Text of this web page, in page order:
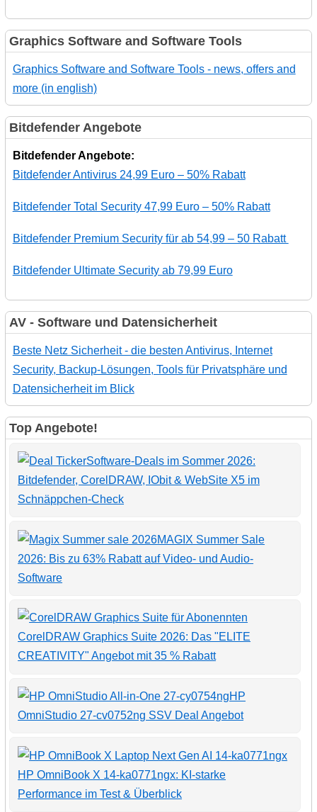
Graphics Software and Software Tools
Graphics Software and Software Tools - news, offers and
more (in english)
Bitdefender Angebote
Bitdefender Angebote:
Bitdefender Antivirus 24,99 Euro – 50% Rabatt
Bitdefender Total Security 47,99 Euro – 50% Rabatt
Bitdefender Premium Security für ab 54,99 – 50 Rabatt
Bitdefender Ultimate Security ab 79,99 Euro
AV - Software und Datensicherheit
Beste Netz Sicherheit - die besten Antivirus, Internet
Security, Backup-Lösungen, Tools für Privatsphäre und
Datensicherheit im Blick
Top Angebote!
Software-Deals im Sommer 2026:
Bitdefender, CorelDRAW, IObit & WebSite X5 im
Schnäppchen-Check
MAGIX Summer Sale
2026: Bis zu 63% Rabatt auf Video- und Audio-
Software
CorelDRAW Graphics Suite 2026: Das "ELITE
CREATIVITY" Angebot mit 35 % Rabatt
HP
OmniStudio 27-cv0752ng SSV Deal Angebot
HP OmniBook X 14-ka0771ngx: KI-starke
Performance im Test & Überblick